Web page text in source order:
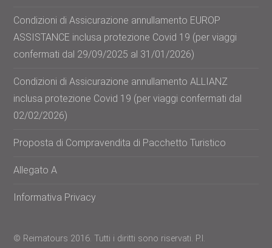
Condizioni di Assicurazione annullamento EUROP
ASSISTANCE inclusa protezione Covid 19 (per viaggi
confermati dal 29/09/2025 al 31/01/2026)
Condizioni di Assicurazione annullamento ALLIANZ
inclusa protezione Covid 19 (per viaggi confermati dal
02/02/2026)
Proposta di Compravendita di Pacchetto Turistico
Allegato A
Informativa Privacy
© Reimatours 2016. Tutti i diritti sono riservati. P.I.